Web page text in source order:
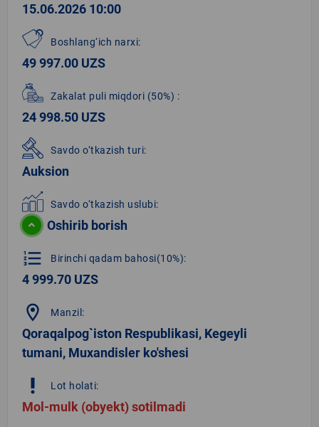
15.06.2026 10:00
Boshlang‘ich narxi:
49 997.00 UZS
Zakalat puli miqdori (50%) :
24 998.50 UZS
Savdo o‘tkazish turi:
Auksion
Savdo o‘tkazish uslubi:
Oshirib borish
format_list_numbered Birinchi qadam bahosi(10%):
4 999.70 UZS
location_on Manzil:
Qoraqalpog`iston Respublikasi, Kegeyli
tumani, Muxandisler ko'shesi
priority_high Lot holati:
Mol-mulk (obyekt) sotilmadi